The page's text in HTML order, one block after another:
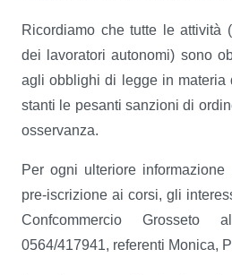
Ricordiamo che tutte le attività
dei lavoratori autonomi) sono
agli obblighi di legge in materia
stanti le pesanti sanzioni di
osservanza.
Per ogni ulteriore
pre-iscrizione ai corsi, gli
Confcommercio Grosseto
0564/417941, referenti Monica,